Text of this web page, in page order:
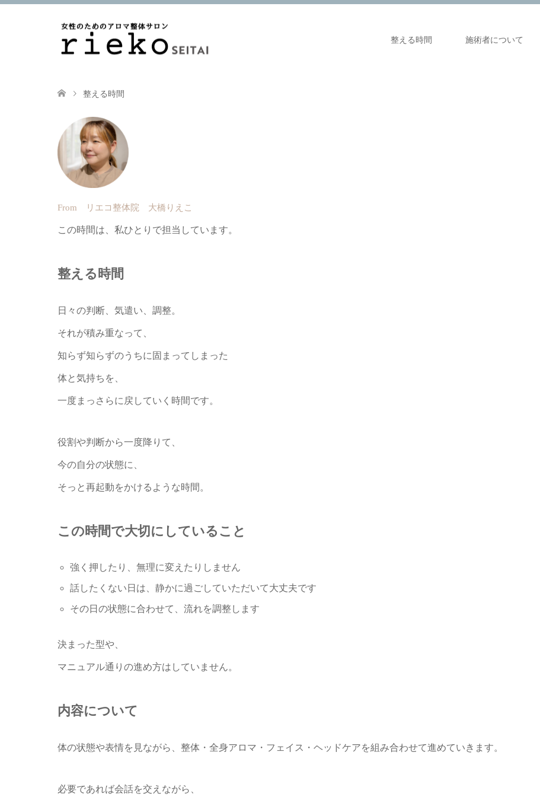
整える時間 施術者について
整える時間
From リエコ整体院 大橋りえこ
この時間は、私ひとりで担当しています。
整える時間
日々の判断、気遣い、調整。
それが積み重なって、
知らず知らずのうちに固まってしまった
体と気持ちを、
一度まっさらに戻していく時間です。
役割や判断から一度降りて、
今の自分の状態に、
そっと再起動をかけるような時間。
この時間で大切にしていること
強く押したり、無理に変えたりしません
話したくない日は、静かに過ごしていただいて大丈夫です
その日の状態に合わせて、流れを調整します
決まった型や、
マニュアル通りの進め方はしていません。
内容について
体の状態や表情を見ながら、整体・全身アロマ・フェイス・ヘッドケアを組み合わせて進めていきます。
必要であれば会話を交えながら、